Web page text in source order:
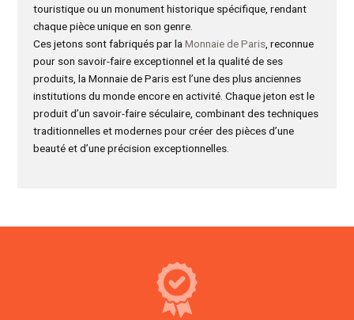
touristique ou un monument historique spécifique, rendant
chaque pièce unique en son genre.
Ces jetons sont fabriqués par laMonnaie de Paris, reconnue
pour son savoir-faire exceptionnel et la qualité de ses
produits, la Monnaie de Paris est l’une des plus anciennes
institutions du monde encore en activité. Chaque jeton est le
produit d’un savoir-faire séculaire, combinant des techniques
traditionnelles et modernes pour créer des pièces d’une
beauté et d’une précision exceptionnelles.